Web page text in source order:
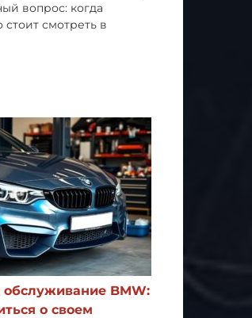
вопрос: когда
стоит смотреть в
обслуживание BMW:
о своем